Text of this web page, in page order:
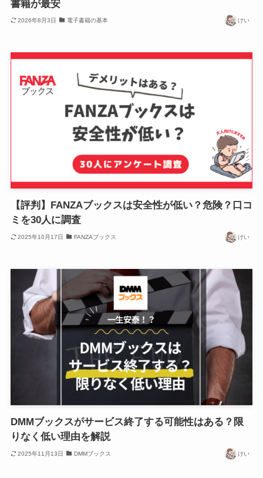
書籍が最安
2026年8月3日 電子書籍の基本 けい
【評判】FANZAブックスは安全性が低い？危険？口コ
ミを30人に調査
2025年10月17日 FANZAブックス けい
DMMブックスがサービス終了する可能性はある？限
りなく低い理由を解説
2025年11月13日 DMMブックス けい